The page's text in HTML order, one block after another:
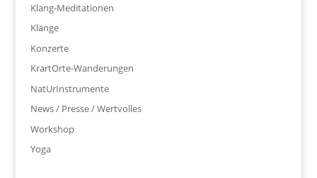
Klang-Meditationen
Klänge
Konzerte
KrartOrte-Wanderungen
NatUrInstrumente
News / Presse / Wertvolles
Workshop
Yoga